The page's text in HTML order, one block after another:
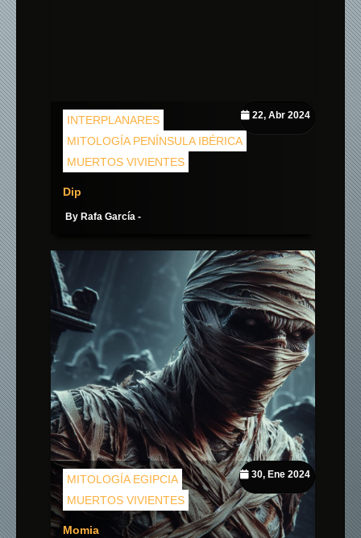
INTERPLANARES
MITOLOGÍA PENÍNSULA IBÉRICA
MUERTOS VIVIENTES
Dip
By Rafa García -
22, Abr 2024
MITOLOGÍA EGIPCIA
MUERTOS VIVIENTES
Momia
30, Ene 2024